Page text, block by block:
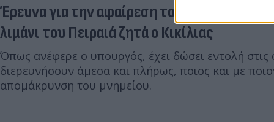
Έρευνα για την αφαίρεση του μνημείου του
λιμάνι του Πειραιά ζητά ο Κικίλιας
Όπως ανέφερε ο υπουργός, έχει δώσει εντολή στις
διερευνήσουν άμεσα και πλήρως, ποιος και με
απομάκρυνση του μνημείου.